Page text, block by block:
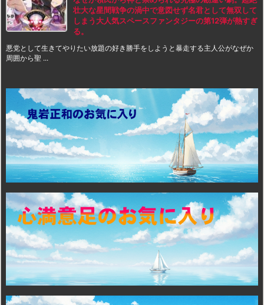
壮大な星間戦争の渦中で意図せず名君として無双して
しまう大人気スペースファンタジーの第12弾が熱すぎ
る。
悪党として生きてやりたい放題の好き勝手をしようと暴走する主人公がなぜか
周囲から聖 ...